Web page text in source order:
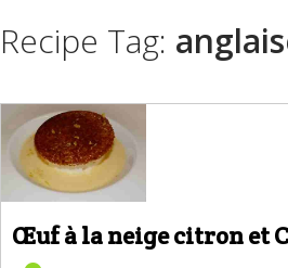
Recipe Tag:
Œuf à la neige citron et